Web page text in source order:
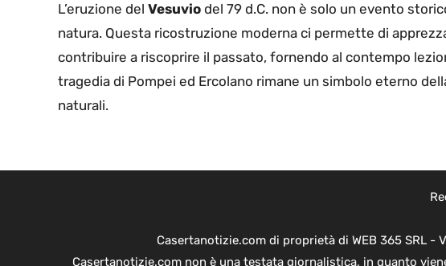
L’eruzione del Vesuvio del 79 d.C. non è solo un evento
natura. Questa ricostruzione moderna ci permette di
contribuire a riscoprire il passato, fornendo al contempo
tragedia di Pompei ed Ercolano rimane un simbolo eterno
naturali.
Casertanotizie.com di proprietà di WEB 365 SRL -
Casertanotizie.com non è una testata giornalistica, in quanto